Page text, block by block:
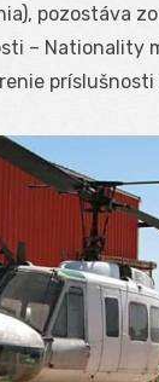
pozostáva
– Nationality